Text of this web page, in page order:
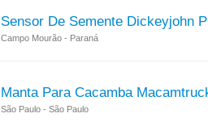
Sensor De Semente Dickeyjohn
Campo Mourão - Paraná
Manta Para Cacamba
São Paulo - São Paulo